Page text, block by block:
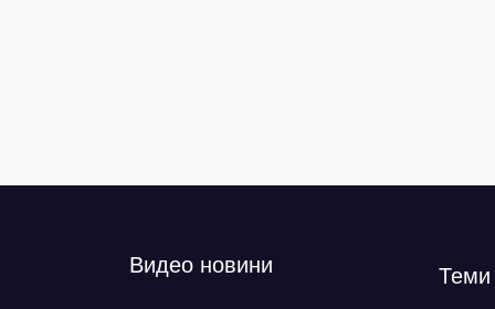
Видео новини Теми